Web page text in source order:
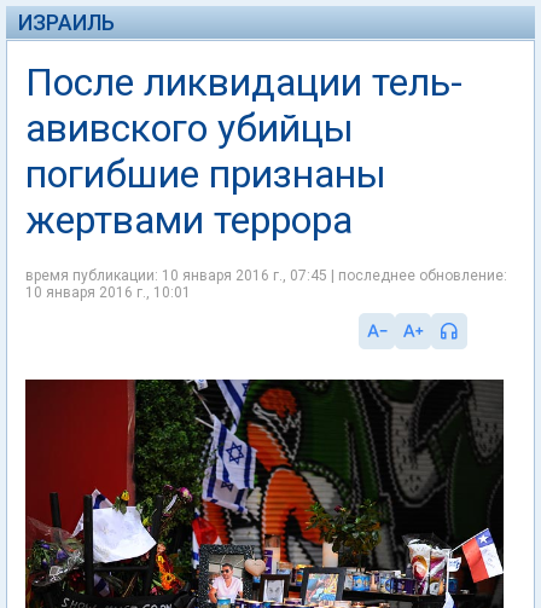
ИЗРАИЛЬ
После ликвидации тель-
авивского убийцы
погибшие признаны
жертвами террора
время публикации: 10 января 2016 г., 07:45 | последнее обновление:
10 января 2016 г., 10:01